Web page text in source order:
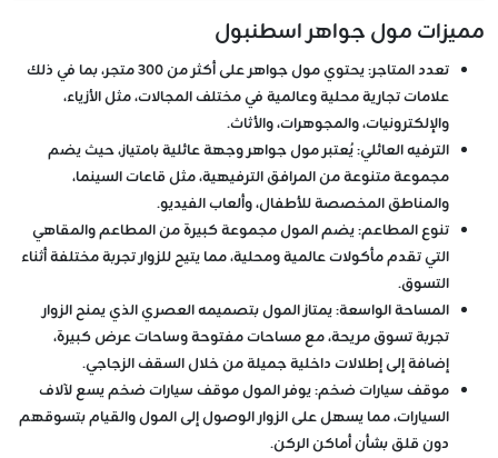
مميزات مول جواهر اسطنبول
تعدد المتاجر
: يحتوي مول جواهر على أكثر من 300 متجر، بما في ذلك
علامات تجارية محلية وعالمية في مختلف المجالات، مثل الأزياء،
والإلكترونيات، والمجوهرات، والأثاث.
الترفيه العائلي: يُعتبر مول جواهر وجهة عائلية بامتياز، حيث يضم
مجموعة متنوعة من المرافق الترفيهية، مثل قاعات السينما،
والمناطق المخصصة للأطفال، وألعاب الفيديو.
تنوع المطاعم: يضم المول مجموعة كبيرة من المطاعم والمقاهي
التي تقدم مأكولات عالمية ومحلية، مما يتيح للزوار تجربة مختلفة أثناء
التسوق.
المساحة الواسعة: يمتاز المول بتصميمه العصري الذي يمنح الزوار
تجربة تسوق مريحة، مع مساحات مفتوحة وساحات عرض كبيرة،
إضافة إلى إطلالات داخلية جميلة من خلال السقف الزجاجي.
موقف سيارات ضخم: يوفر المول موقف سيارات ضخم يسع لآلاف
السيارات، مما يسهل على الزوار الوصول إلى المول والقيام بتسوقهم
دون قلق بشأن أماكن الركن.